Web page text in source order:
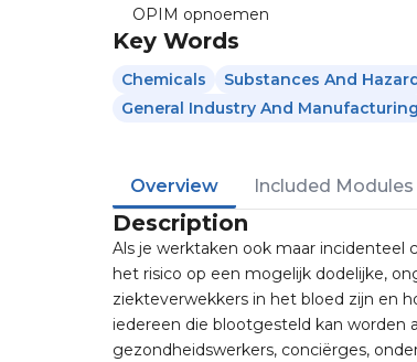
OPIM opnoemen
Key Words
Chemicals Substances And
General Industry And Manufacturing
Overview Included Modules
Description
Als je werktaken ook maar
het risico op een mogelijk dodelijke,
ziekteverwekkers in het bloed zijn en
iedereen die blootgesteld kan worden
gezondheidswerkers, conciërges,